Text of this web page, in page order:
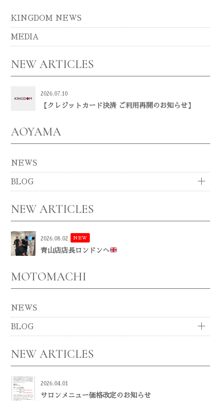
KINGDOM NEWS
MEDIA
NEW ARTICLES
2026.07.10
【クレジットカード決済 ご利用再開のお知らせ】
AOYAMA
NEWS
BLOG
NEW ARTICLES
2026.08.02 NEW
青山店店長ロンドンへ
MOTOMACHI
NEWS
BLOG
NEW ARTICLES
2026.04.01
サロンメニュー価格改定のお知らせ